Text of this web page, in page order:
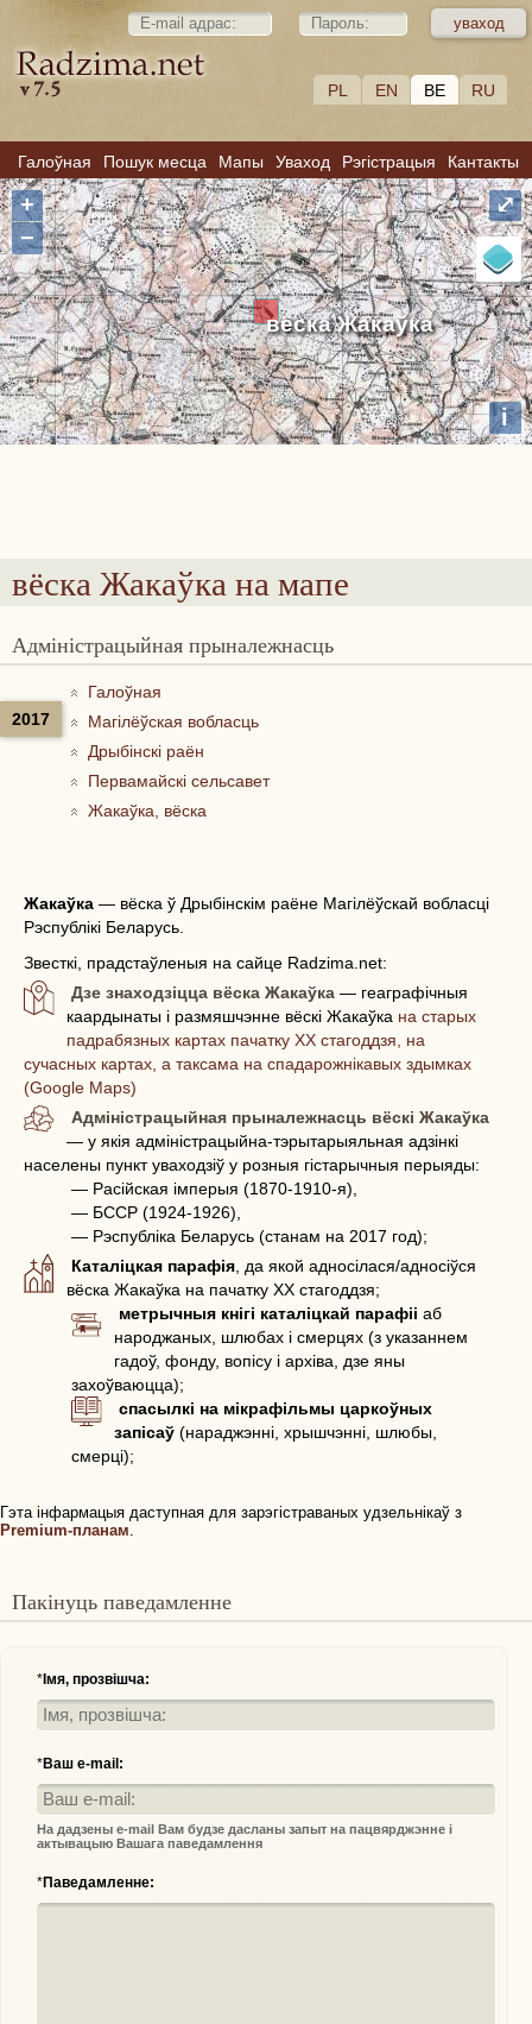
PL EN BE RU
Галоўная Пошук месца Мапы Уваход Рэгістрацыя Кантакты
вёска Жакаўка
+
−
i
⤢
вёска Жакаўкана мапе
Адміністрацыйная прыналежнасць
2017
Галоўная
Магілёўская вобласць
Дрыбінскі раён
Первамайскі сельсавет
Жакаўка, вёска
Жакаўка — вёска ў Дрыбінскім раёне Магілёўскай вобласці
Рэспублікі Беларусь.
Звесткі, прадстаўленыя на сайце Radzima.net:
Дзе знаходзіцца вёска Жакаўка — геаграфічныя
каардынаты і размяшчэнне вёскі Жакаўка на старых
падрабязных картах пачатку ХХ стагоддзя, на
сучасных картах, а таксама на спадарожнікавых здымках
(Google Maps)
Адміністрацыйная прыналежнасць вёскі Жакаўка
— у якія адміністрацыйна-тэрытарыяльная адзінкі
населены пункт уваходзіў у розныя гістарычныя перыяды:
— Расійская імперыя (1870-1910-я),
— БССР (1924-1926),
— Рэспубліка Беларусь (станам на 2017 год);
Каталіцкая парафія , да якой адносілася/адносіўся
вёска Жакаўка на пачатку ХХ стагоддзя;
метрычныя кнігі каталіцкай парафіі аб
народжаных, шлюбах і смерцях (з указаннем
гадоў, фонду, вопісу і архіва, дзе яны
захоўваюцца);
спасылкі на мікрафільмы царкоўных
запісаў (нараджэнні, хрышчэнні, шлюбы,
смерці);
Гэта інфармацыя даступная для зарэгістраваных удзельнікаў з
Premium-планам.
Пакінуць паведамленне
* Імя, прозвішча:
*Ваш e-mail:
На дадзены e-mail Вам будзе дасланы запыт на пацвярджэнне і
актывацыю Вашага паведамлення
*Паведамленне: